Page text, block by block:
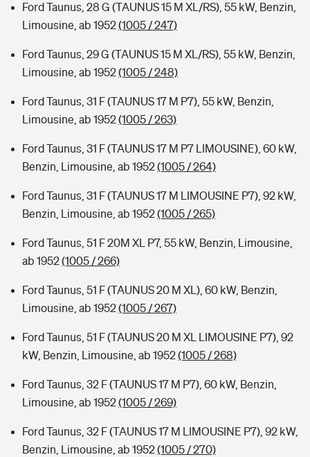
Ford Taunus, 28 G (TAUNUS 15 M XL/RS), 55 kW, Benzin,
Limousine, ab 1952(1005 / 247)
Ford Taunus, 29 G (TAUNUS 15 M XL/RS), 55 kW, Benzin,
Limousine, ab 1952(1005 / 248)
Ford Taunus, 31 F (TAUNUS 17 M P7), 55 kW, Benzin,
Limousine, ab 1952(1005 / 263)
Ford Taunus, 31 F (TAUNUS 17 M P7 LIMOUSINE), 60 kW,
Benzin, Limousine, ab 1952(1005 / 264)
Ford Taunus, 31 F (TAUNUS 17 M LIMOUSINE P7), 92 kW,
Benzin, Limousine, ab 1952(1005 / 265)
Ford Taunus, 51 F 20M XL P7, 55 kW, Benzin, Limousine,
ab 1952(1005 / 266)
Ford Taunus, 51 F (TAUNUS 20 M XL), 60 kW, Benzin,
Limousine, ab 1952(1005 / 267)
Ford Taunus, 51 F (TAUNUS 20 M XL LIMOUSINE P7), 92
kW, Benzin, Limousine, ab 1952(1005 / 268)
Ford Taunus, 32 F (TAUNUS 17 M P7), 60 kW, Benzin,
Limousine, ab 1952(1005 / 269)
Ford Taunus, 32 F (TAUNUS 17 M LIMOUSINE P7), 92 kW,
Benzin, Limousine, ab 1952(1005 / 270)